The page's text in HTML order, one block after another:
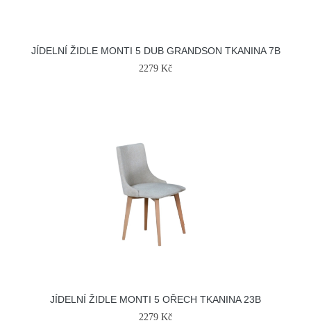
JÍDELNÍ ŽIDLE MONTI 5 DUB GRANDSON TKANINA 7B
2279 Kč
JÍDELNÍ ŽIDLE MONTI 5 OŘECH TKANINA 23B
2279 Kč